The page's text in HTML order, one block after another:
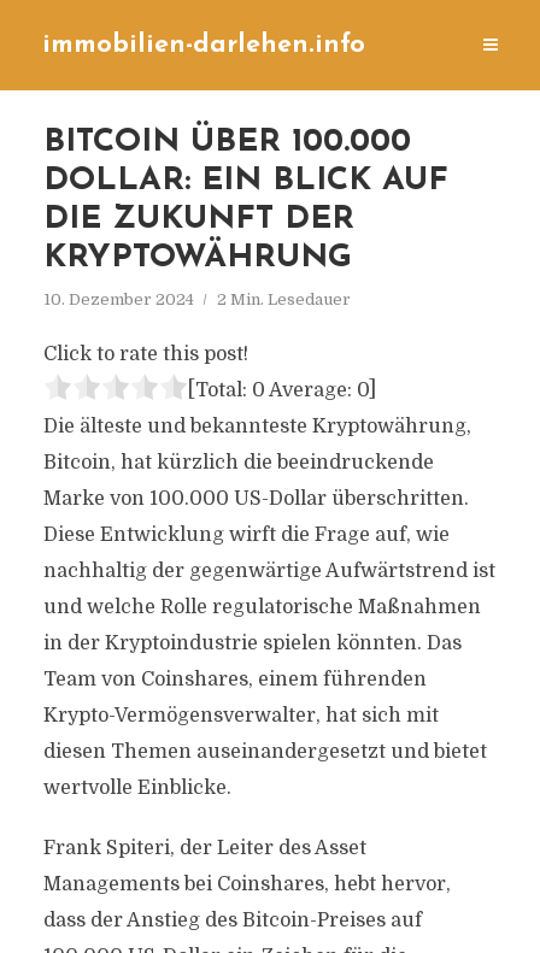
immobilien-darlehen.info
BITCOIN ÜBER 100.000
DOLLAR: EIN BLICK AUF
DIE ZUKUNFT DER
KRYPTOWÄHRUNG
10. Dezember 2024 2 Min. Lesedauer
Click to rate this post!
[Total: 0 Average: 0]
Die älteste und bekannteste Kryptowährung,
Bitcoin, hat kürzlich die beeindruckende
Marke von 100.000 US-Dollar überschritten.
Diese Entwicklung wirft die Frage auf, wie
nachhaltig der gegenwärtige Aufwärtstrend ist
und welche Rolle regulatorische Maßnahmen
in der Kryptoindustrie spielen könnten. Das
Team von Coinshares, einem führenden
Krypto-Vermögensverwalter, hat sich mit
diesen Themen auseinandergesetzt und bietet
wertvolle Einblicke.
Frank Spiteri, der Leiter des Asset
Managements bei Coinshares, hebt hervor,
dass der Anstieg des Bitcoin-Preises auf